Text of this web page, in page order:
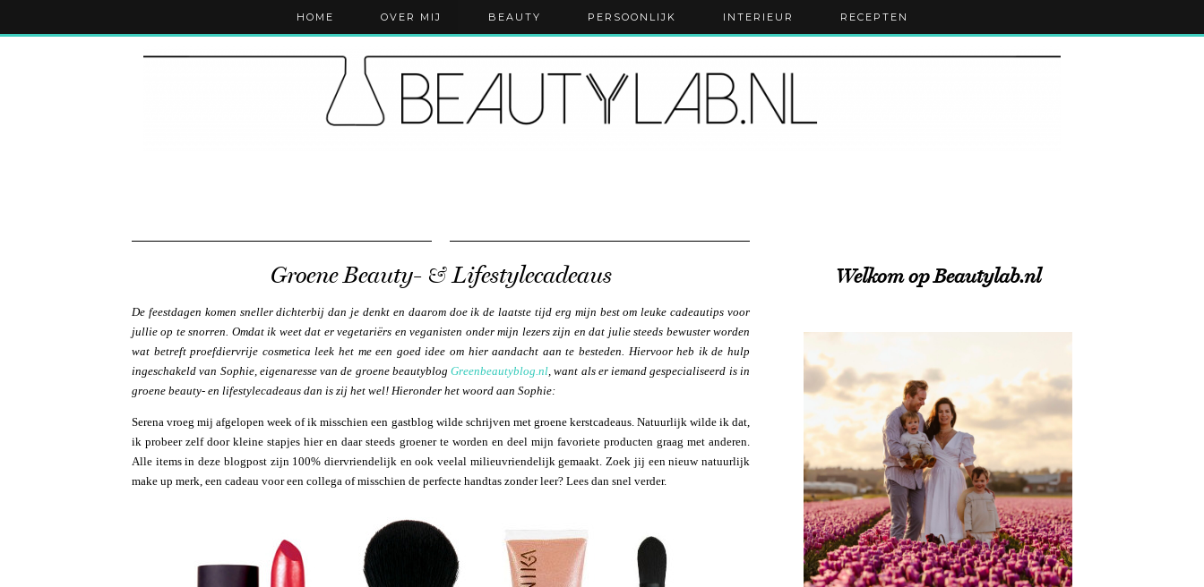
HOME OVER MIJ BEAUTY PERSOONLIJK INTERIEUR RECEPTEN
Groene Beauty- & Lifestylecadeaus
De feestdagen komen sneller dichterbij dan je denkt en daarom doe ik de laatste tijd erg mijn best om leuke cadeautips voor
jullie op te snorren. Omdat ik weet dat er vegetariërs en veganisten onder mijn lezers zijn en dat julie steeds bewuster worden
wat betreft proefdiervrije cosmetica leek het me een goed idee om hier aandacht aan te besteden. Hiervoor heb ik de hulp
ingeschakeld van Sophie, eigenaresse van de groene beautyblogGreenbeautyblog.nl, want als er iemand gespecialiseerd is in
groene beauty- en lifestylecadeaus dan is zij het wel! Hieronder het woord aan Sophie:
Serena vroeg mij afgelopen week of ik misschien een gastblog wilde schrijven met groene kerstcadeaus. Natuurlijk wilde ik dat,
ik probeer zelf door kleine stapjes hier en daar steeds groener te worden en deel mijn favoriete producten graag met anderen.
Alle items in deze blogpost zijn 100% diervriendelijk en ook veelal milieuvriendelijk gemaakt. Zoek jij een nieuw natuurlijk
make up merk, een cadeau voor een collega of misschien de perfecte handtas zonder leer? Lees dan snel verder.
Welkom op Beautylab.nl